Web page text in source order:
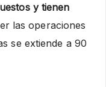
y tienen
las operaciones
se extiende a 90